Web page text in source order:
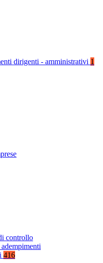
dirigenti - amministrativi 1
controllo
416